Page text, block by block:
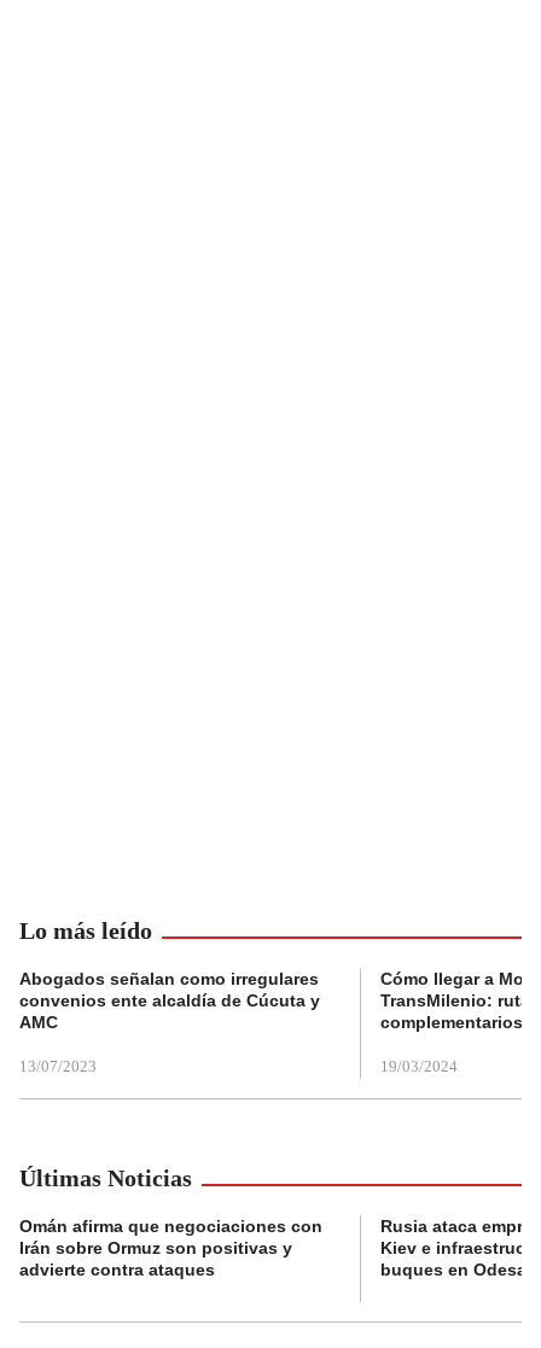
Lo más leído
Abogados señalan como irregulares
convenios ente alcaldía de Cúcuta y
AMC
13/07/2023
Cómo llegar a
TransMilenio:
complementarios
19/03/2024
Últimas Noticias
Omán afirma que negociaciones con
Irán sobre Ormuz son positivas y
advierte contra ataques
Rusia ataca
Kiev e
buques en Odesa